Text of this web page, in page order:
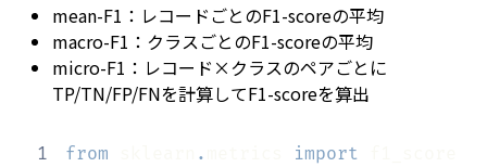
mean-F1：レコードごとのF1-scoreの平均
macro-F1：クラスごとのF1-scoreの平均
micro-F1：レコード×クラスのペアごとに
TP/TN/FP/FNを計算してF1-scoreを算出
1 from . import